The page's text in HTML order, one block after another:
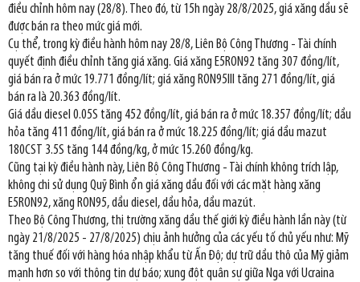
điều chỉnh hôm nay (28/8). Theo đó, từ 15h ngày 28/8/2025, giá xăng dầu sẽ
được bán ra theo mức giá mới.
Cụ thể, trong kỳ điều hành hôm nay 28/8, Liên Bộ Công Thương - Tài chính
quyết định điều chỉnh tăng giá xăng. Giá xăng E5RON92 tăng 307 đồng/lít,
giá bán ra ở mức 19.771 đồng/lít; giá xăng RON95III tăng 271 đồng/lít, giá
bán ra là 20.363 đồng/lít.
Giá dầu diesel 0.05S tăng 452 đồng/lít, giá bán ra ở mức 18.357 đồng/lít; dầu
hỏa tăng 411 đồng/lít, giá bán ra ở mức 18.225 đồng/lít; giá dầu mazut
180CST 3.5S tăng 144 đồng/kg, ở mức 15.260 đồng/kg.
Cũng tại kỳ điều hành này, Liên Bộ Công Thương - Tài chính không trích lập,
không chi sử dụng Quỹ Bình ổn giá xăng dầu đối với các mặt hàng xăng
E5RON92, xăng RON95, dầu diesel, dầu hỏa, dầu mazút.
Theo Bộ Công Thương, thị trường xăng dầu thế giới kỳ điều hành lần này (từ
ngày 21/8/2025 - 27/8/2025) chịu ảnh hưởng của các yếu tố chủ yếu như: Mỹ
tăng thuế đối với hàng hóa nhập khẩu từ Ấn Độ; dự trữ dầu thô của Mỹ giảm
mạnh hơn so với thông tin dự báo; xung đột quân sự giữa Nga với Ucraina